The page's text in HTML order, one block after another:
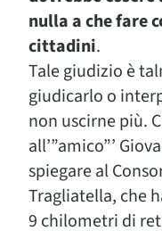
nulla a che fare
cittadini.
Tale giudizio è
giudicarlo o
non uscirne più.
all’”amico”’
spiegare al
Tragliatella, che
9 chilometri di